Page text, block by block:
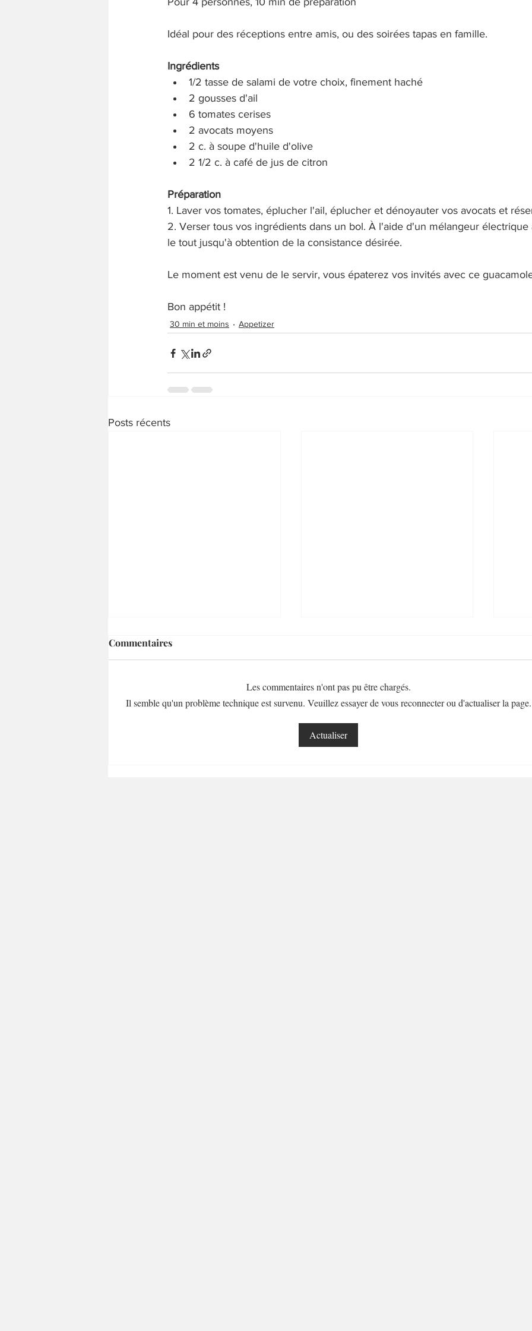
Idéal pour des réceptions entre amis, ou des soirées tapas en famille.
Ingrédients
1/2 tasse de salami de votre choix, finement haché
2 gousses d'ail
6 tomates cerises
2 avocats moyens
2 c. à soupe d'huile d'olive
2 1/2 c. à café de jus de citron
Préparation
1. Laver vos tomates, éplucher l'ail, éplucher et dénoyauter vos avocats et
2. Verser tous vos ingrédients dans un bol. À l'aide d'un mélangeur électrique
le tout jusqu'à obtention de la consistance désirée.
Le moment est venu de le servir, vous épaterez vos invités avec ce
Bon appétit !
30 min et moins Appetizer
Posts récents
Frittata de pommes de terre
Commentaires
Les commentaires n'ont pas pu être chargés.
Il semble qu'un problème technique est survenu. Veuillez essayer de vous reconnecter ou d'actualiser la page.
Actualiser